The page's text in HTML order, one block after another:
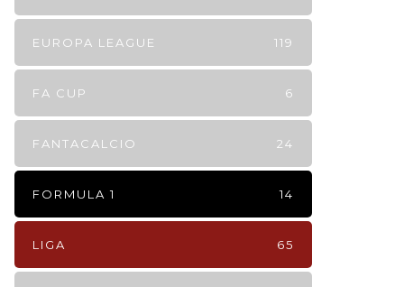
EUROPA LEAGUE 119
FA CUP 6
FANTACALCIO 24
FORMULA 1 14
LIGA 65